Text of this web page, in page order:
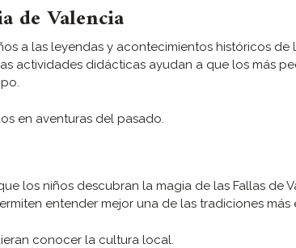
de Valencia
a las leyendas y acontecimientos históricos
actividades didácticas ayudan a que los más
en aventuras del pasado.
los niños descubran la magia de las Fallas de
entender mejor una de las tradiciones
conocer la cultura local.